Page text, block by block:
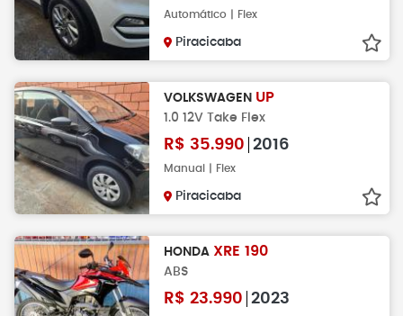
Automático | Flex
Piracicaba
VOLKSWAGEN UP
1.0 12V Take Flex
R$ 35.990 2016
Manual | Flex
Piracicaba
HONDA XRE 190
ABS
R$ 23.990 2023